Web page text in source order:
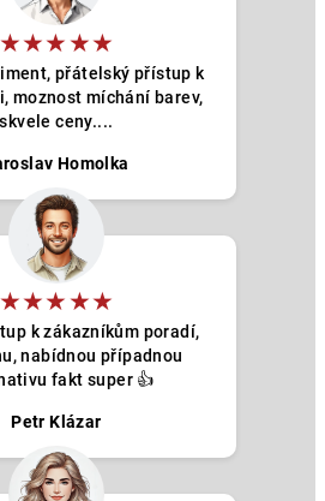
★★★★★
přátelský přístup k
moznost míchání barev,
skvele ceny....
Homolka
★★★★★
k zákazníkům poradí,
nabídnou případnou
fakt super 👍
Petr Klázar